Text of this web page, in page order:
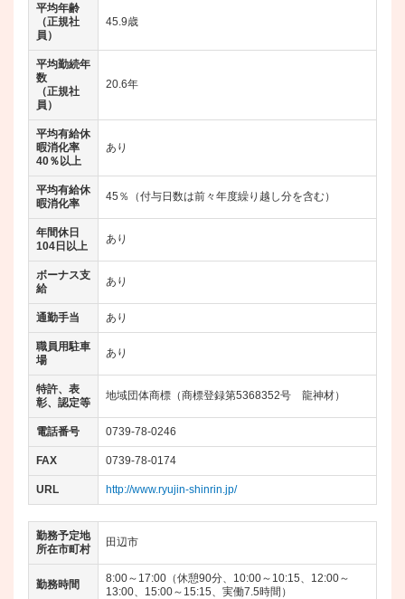
平均年齢
（正規社
員）
45.9歳
平均勤続年
数
（正規社
員）
20.6年
平均有給休
暇消化率
40％以上
あり
平均有給休
暇消化率
45％（付与日数は前々年度繰り越し分を含む）
年間休日
104日以上
あり
ボーナス支
給
あり
通勤手当 あり
職員用駐車
場
あり
特許、表
彰、認定等
地域団体商標（商標登録第5368352号 龍神材）
電話番号 0739-78-0246
FAX 0739-78-0174
URL http://www.ryujin-shinrin.jp/
勤務予定地
所在市町村
田辺市
勤務時間
8:00～17:00（休憩90分、10:00～10:15、12:00～
13:00、15:00～15:15、実働7.5時間）